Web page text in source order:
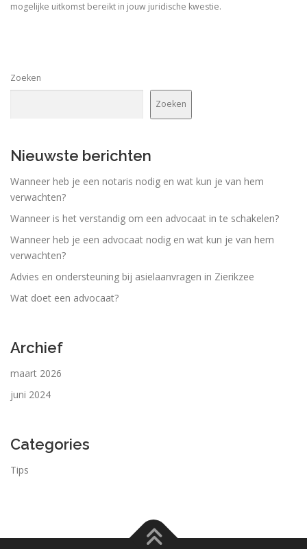
mogelijke uitkomst bereikt in jouw juridische kwestie.
Zoeken
Zoeken
Nieuwste berichten
Wanneer heb je een notaris nodig en wat kun je van hem
verwachten?
Wanneer is het verstandig om een advocaat in te schakelen?
Wanneer heb je een advocaat nodig en wat kun je van hem
verwachten?
Advies en ondersteuning bij asielaanvragen in Zierikzee
Wat doet een advocaat?
Archief
maart 2026
juni 2024
Categories
Tips